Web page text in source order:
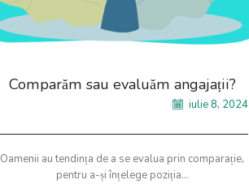
Comparăm sau evaluăm angajații?
iulie 8, 2024
Oamenii au tendința de a se evalua prin comparație,
pentru a-și înțelege poziția...